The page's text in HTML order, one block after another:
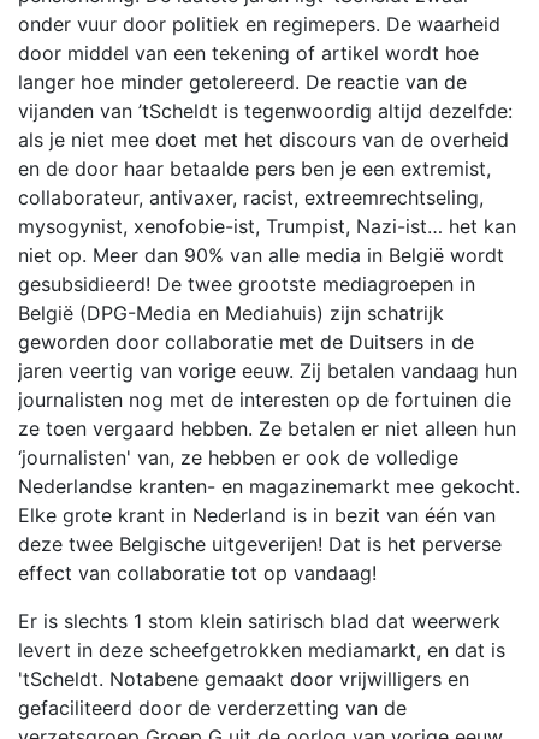
onder vuur door politiek en regimepers. De waarheid
door middel van een tekening of artikel wordt hoe
langer hoe minder getolereerd. De reactie van de
vijanden van ’tScheldt is tegenwoordig altijd dezelfde:
als je niet mee doet met het discours van de overheid
en de door haar betaalde pers ben je een extremist,
collaborateur, antivaxer, racist, extreemrechtseling,
mysogynist, xenofobie-ist, Trumpist, Nazi-ist… het kan
niet op. Meer dan 90% van alle media in België wordt
gesubsidieerd! De twee grootste mediagroepen in
België (DPG-Media en Mediahuis) zijn schatrijk
geworden door collaboratie met de Duitsers in de
jaren veertig van vorige eeuw. Zij betalen vandaag hun
journalisten nog met de interesten op de fortuinen die
ze toen vergaard hebben. Ze betalen er niet alleen hun
‘journalisten' van, ze hebben er ook de volledige
Nederlandse kranten- en magazinemarkt mee gekocht.
Elke grote krant in Nederland is in bezit van één van
deze twee Belgische uitgeverijen! Dat is het perverse
effect van collaboratie tot op vandaag!
Er is slechts 1 stom klein satirisch blad dat weerwerk
levert in deze scheefgetrokken mediamarkt, en dat is
'tScheldt. Notabene gemaakt door vrijwilligers en
gefaciliteerd door de verderzetting van de